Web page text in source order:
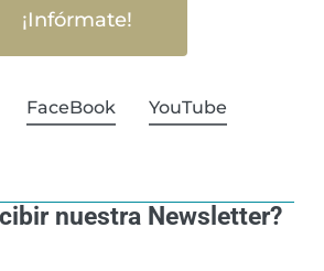
¡Infórmate!
FaceBook YouTube
nuestra Newsletter?